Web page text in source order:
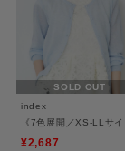
※繊細な素材なので
【仕様】
・裏地あり
※サックスブルー（
SOLD OUT
index
《7色展開／XS-LLサ
¥2,687